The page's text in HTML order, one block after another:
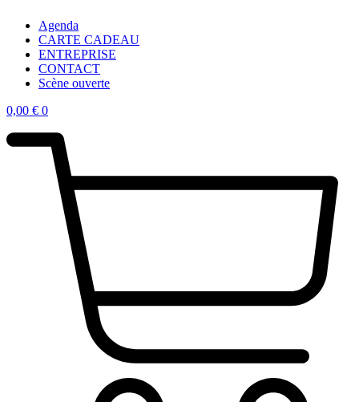
Agenda
CARTE CADEAU
ENTREPRISE
CONTACT
Scène ouverte
0,00 € 0